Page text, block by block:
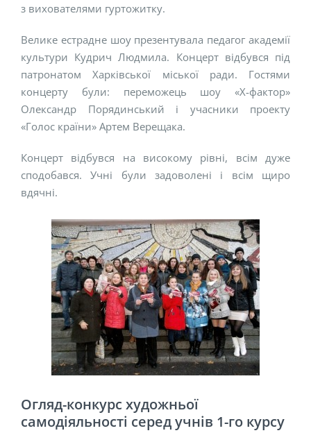
з вихователями гуртожитку.
Велике естрадне шоу презентувала педагог академії
культури Кудрич Людмила. Концерт відбувся під
патронатом Харківської міської ради. Гостями
концерту були: переможець шоу «Х-фактор»
Олександр Порядинський і учасники проекту
«Голос країни» Артем Верещака.
Концерт відбувся на високому рівні, всім дуже
сподобався. Учні були задоволені і всім щиро
вдячні.
Огляд-конкурс художньої
самодіяльності серед учнів 1-го курсу